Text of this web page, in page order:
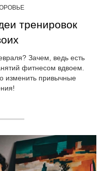
тренировок
Зачем, ведь есть
фитнесом вдвоем.
изменить привычные